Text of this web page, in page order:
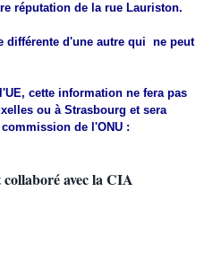
réputation de la rue Lauriston.
différente d'une autre qui ne peut
cette information ne fera pas
ou à Strasbourg et sera
de l'ONU :
collaboré avec la CIA